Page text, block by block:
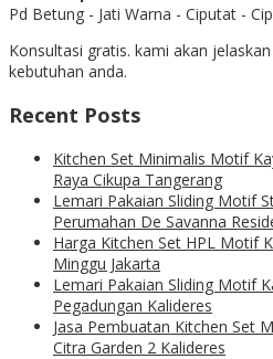
Pd Betung - Jati Warna - Ciputat -
Konsultasi gratis. kami akan
kebutuhan anda.
Recent Posts
Kitchen Set Minimalis Motif
Raya Cikupa Tangerang
Lemari Pakaian Sliding Motif
Perumahan De Savanna
Harga Kitchen Set HPL Motif
Minggu Jakarta
Lemari Pakaian Sliding Motif
Pegadungan Kalideres
Jasa Pembuatan Kitchen Set
Citra Garden 2 Kalideres